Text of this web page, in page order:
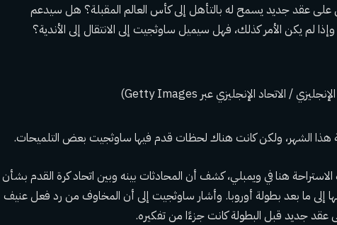
عقد جديد يسمح له بالتأهل إلى كأس العالم المقبلة؟ هل سيدعم
لم يكن الأمر كذلك، فهل سيميل ساوثجيت إلى الانتقال إلى الأندية؟
الشهر، ولكن كانت هناك لحظات قدم فيها ساوثجيت بعض التلميحات.
هنا في ويمبلي، كشف أن المحادثات بينه وبين اتحاد كرة القدم بشأن
إلى ما بعد بطولة أوروبا. وأشار ساوثجيت إلى أن المخاوف من رد فعل عنيف
جديد قبل البطولة كانت جزءًا من تفكيره.